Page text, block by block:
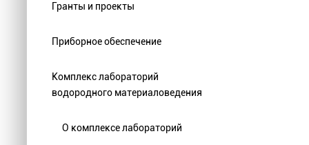
Гранты и проекты
Приборное обеспечение
Комплекс лабораторий
водородного материаловедения
О комплексе лабораторий